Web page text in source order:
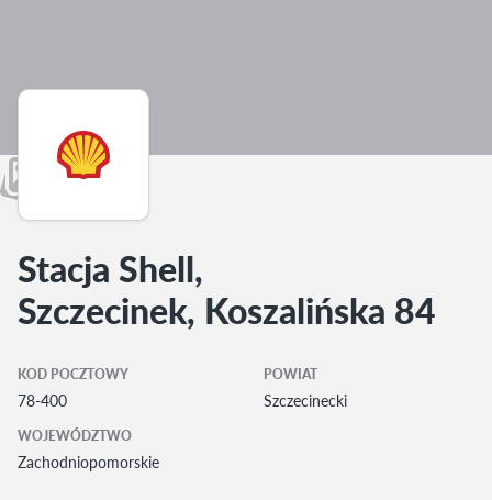
Stacja Shell,
Szczecinek, Koszalińska 84
KOD POCZTOWY
78-400
POWIAT
Szczecinecki
WOJEWÓDZTWO
Zachodniopomorskie